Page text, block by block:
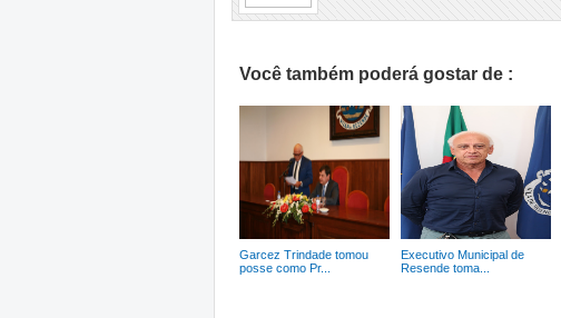
Você também poderá gostar de :
Garcez Trindade tomou
posse como Pr...
Executivo Municipal de
Resende toma...